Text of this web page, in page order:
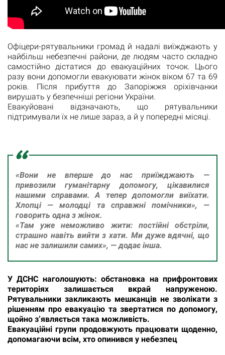
Офіцери-рятувальники громад й надалі виїжджають у
найбільш небезпечні райони, де людям часто складно
самостійно дістатися до евакуаційних точок. Цього
разу вони допомогли евакуювати жінок віком 67 та 69
років. Після прибуття до Запоріжжя оріхівчанки
вирушать у безпечніші регіони України.
Евакуйовані відзначають, що рятувальники
підтримували їх не лише зараз, а й у попередні місяці.
«Вони не вперше до нас приїжджають —
привозили гуманітарну допомогу, цікавилися
нашими справами. А тепер допомогли виїхати.
Хлопці — молодці та справжні помічники», —
говорить одна з жінок.
«Там уже неможливо жити: постійні обстріли,
страшно навіть вийти з хати. Ми дуже вдячні, що
нас не залишили самих», — додає інша.
У ДСНС наголошують: обстановка на прифронтових
територіях залишається вкрай напруженою.
Рятувальники закликають мешканців не зволікати з
рішенням про евакуацію та звертатися по допомогу,
щойно з’являється така можливість.
Евакуаційні групи продовжують працювати щоденно,
допомагаючи всім, хто опинився у небезпец